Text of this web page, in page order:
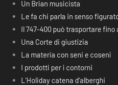
Un Brian musicista
Le fa chi parla in senso
Il 747-400 può trasportare fino
Una Corte di giustizia
La materia con seni e coseni
I prodotti per i contorni
L’Holiday catena d’alberghi